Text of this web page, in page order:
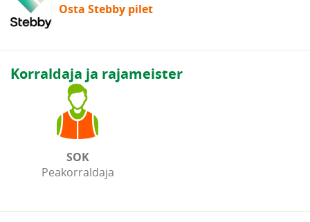
Osta Stebby pilet
Korraldaja ja rajameister
SOK
Peakorraldaja